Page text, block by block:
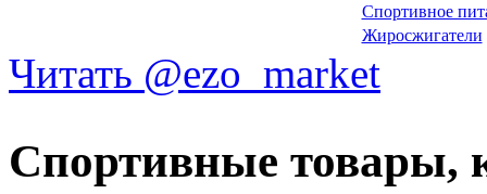
Спортивное
Жиросжигатели
Читать @ezo_market
Спортивные товары,